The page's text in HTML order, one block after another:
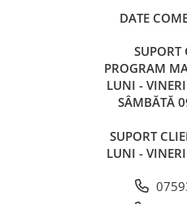
DATE
SUPORT
PROGRAM
LUNI -
SÂMBĂTĂ
SUPORT
LUNI -